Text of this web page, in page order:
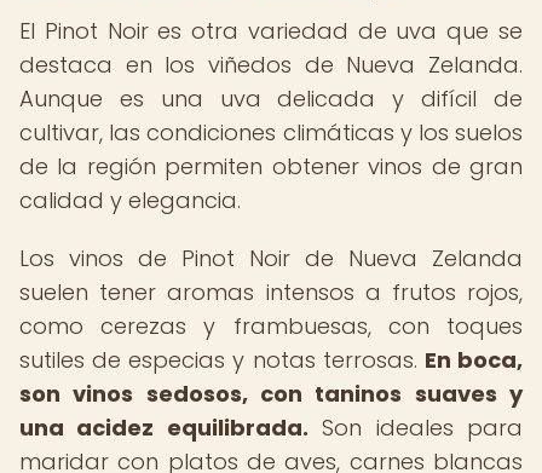
El Pinot Noir es otra variedad de uva que se
destaca en los viñedos de Nueva Zelanda.
Aunque es una uva delicada y difícil de
cultivar, las condiciones climáticas y los suelos
de la región permiten obtener vinos de gran
calidad y elegancia.
Los vinos de Pinot Noir de Nueva Zelanda
suelen tener aromas intensos a frutos rojos,
como cerezas y frambuesas, con toques
sutiles de especias y notas terrosas. En boca,
son vinos sedosos, con taninos suaves y
una acidez equilibrada. Son ideales para
maridar con platos de aves, carnes blancas